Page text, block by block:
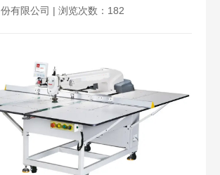
份有限公司 | 浏览次数： 182